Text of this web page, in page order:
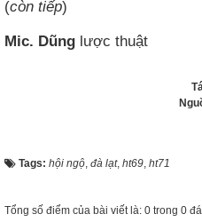
(còn tiếp)
Mic. Dũng lược thuật
Tags: hội ngộ, đà lạt, ht69, ht71
Tổng số điểm của bài viết là: 0 trong 0